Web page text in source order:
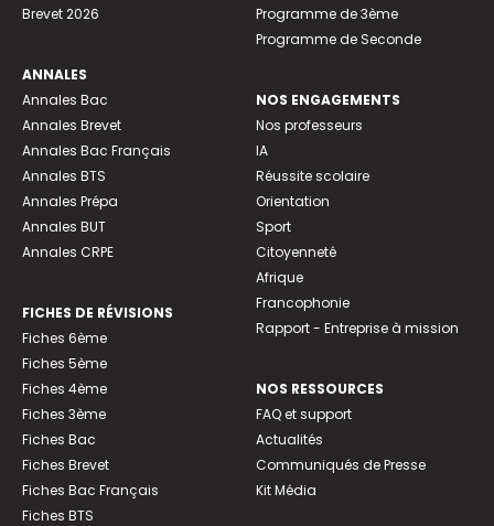
Brevet 2026
ANNALES
Annales Bac
Annales Brevet
Annales Bac Français
Annales BTS
Annales Prépa
Annales BUT
Annales CRPE
FICHES DE RÉVISIONS
Fiches 6ème
Fiches 5ème
Fiches 4ème
Fiches 3ème
Fiches Bac
Fiches Brevet
Fiches Bac Français
Fiches BTS
Programme de 3ème
Programme de Seconde
NOS ENGAGEMENTS
Nos professeurs
IA
Réussite scolaire
Orientation
Sport
Citoyenneté
Afrique
Francophonie
Rapport - Entreprise à mission
NOS RESSOURCES
FAQ et support
Actualités
Communiqués de Presse
Kit Média